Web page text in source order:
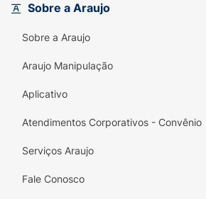
Sobre a Araujo
Sobre a Araujo
Araujo Manipulação
Aplicativo
Atendimentos Corporativos - Convênio
Serviços Araujo
Fale Conosco